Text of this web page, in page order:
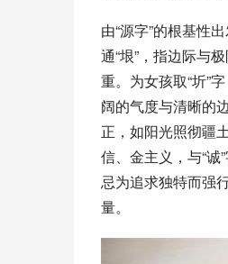
由“源字”的根基性
通“垠”，指边际与
重。为女孩取“圻”
阔的气度与清晰的
正，如阳光照彻疆
信、金主义，与“
忌为追求独特而强
量。